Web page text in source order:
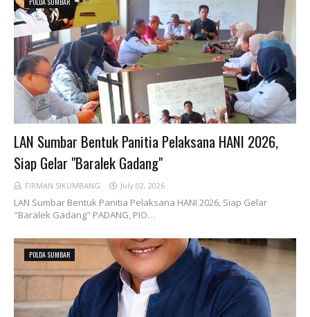
LAN Sumbar Bentuk Panitia Pelaksana HANI 2026,
Siap Gelar "Baralek Gadang"
FIRMAN SIKUMBANG July 02, 2026
LAN Sumbar Bentuk Panitia Pelaksana HANI 2026, Siap Gelar
"Baralek Gadang" PADANG, PIO…
POLDA SUMBAR